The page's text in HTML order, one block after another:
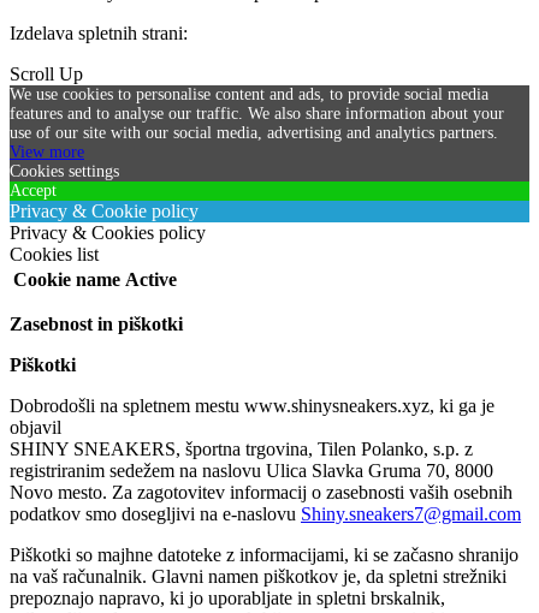
Izdelava spletnih strani:
Scroll Up
We use cookies to personalise content and ads, to provide social media
features and to analyse our traffic. We also share information about your
use of our site with our social media, advertising and analytics partners.
View more
Cookies settings
Accept
Privacy & Cookie policy
Privacy & Cookies policy
Cookies list
Cookie name Active
Zasebnost in piškotki
Piškotki
Dobrodošli na spletnem mestu www.shinysneakers.xyz, ki ga je
objavil
SHINY SNEAKERS, športna trgovina, Tilen Polanko, s.p. z
registriranim sedežem na naslovu Ulica Slavka Gruma 70, 8000
Novo mesto. Za zagotovitev informacij o zasebnosti vaših osebnih
podatkov smo dosegljivi na e-naslovu Shiny.sneakers7@gmail.com
Piškotki so majhne datoteke z informacijami, ki se začasno shranijo
na vaš računalnik. Glavni namen piškotkov je, da spletni strežniki
prepoznajo napravo, ki jo uporabljate in spletni brskalnik,